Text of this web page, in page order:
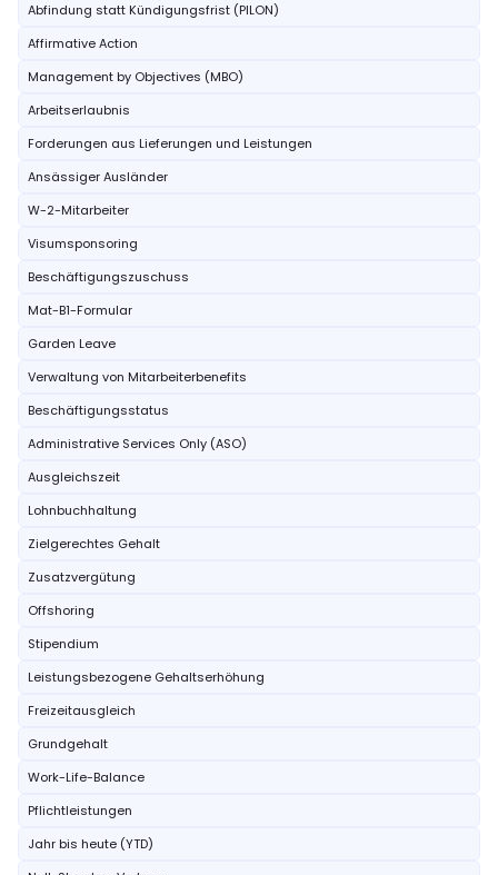
Abfindung statt Kündigungsfrist (PILON)
Affirmative Action
Management by Objectives (MBO)
Arbeitserlaubnis
Forderungen aus Lieferungen und Leistungen
Ansässiger Ausländer
W-2-Mitarbeiter
Visumsponsoring
Beschäftigungszuschuss
Mat-B1-Formular
Garden Leave
Verwaltung von Mitarbeiterbenefits
Beschäftigungsstatus
Administrative Services Only (ASO)
Ausgleichszeit
Lohnbuchhaltung
Zielgerechtes Gehalt
Zusatzvergütung
Offshoring
Stipendium
Leistungsbezogene Gehaltserhöhung
Freizeitausgleich
Grundgehalt
Work-Life-Balance
Pflichtleistungen
Jahr bis heute (YTD)